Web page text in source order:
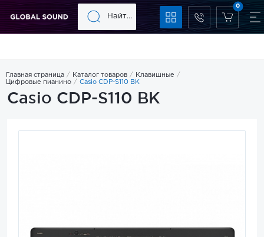
0
Главная страница Каталог товаров
Клавишные
Цифровые пианино
Casio CDP-S110 BK
Casio CDP-S110 BK